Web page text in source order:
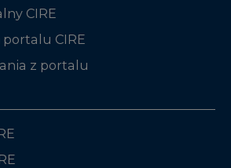
CIRE
CIRE
z portalu